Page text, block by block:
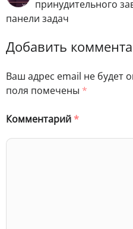
принудительного
панели задач
Добавить
Ваш адрес email не будет
поля помечены *
Комментарий*